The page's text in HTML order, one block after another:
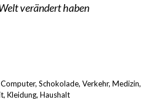
verändert haben
Schokolade, Verkehr, Medizin,
Kleidung, Haushalt